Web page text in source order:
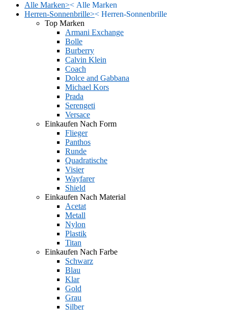
Alle Marken>< Alle Marken
Herren-Sonnenbrille>< Herren-Sonnenbrille
Top Marken
Armani Exchange
Bolle
Burberry
Calvin Klein
Coach
Dolce and Gabbana
Michael Kors
Prada
Serengeti
Versace
Einkaufen Nach Form
Flieger
Panthos
Runde
Quadratische
Visier
Wayfarer
Shield
Einkaufen Nach Material
Acetat
Metall
Nylon
Plastik
Titan
Einkaufen Nach Farbe
Schwarz
Blau
Klar
Gold
Grau
Silber